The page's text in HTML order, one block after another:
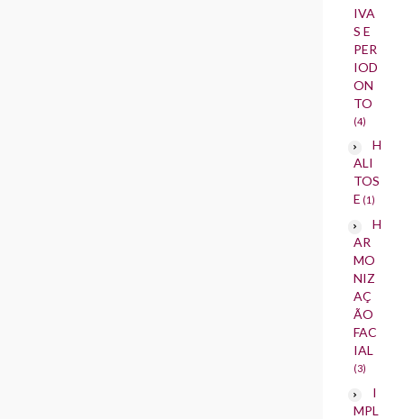
IVA
S E
PER
IOD
ON
TO
(4)
H
ALI
TOS
E (1)
H
AR
MO
NIZ
AÇ
ÃO
FAC
IAL
(3)
I
MPL